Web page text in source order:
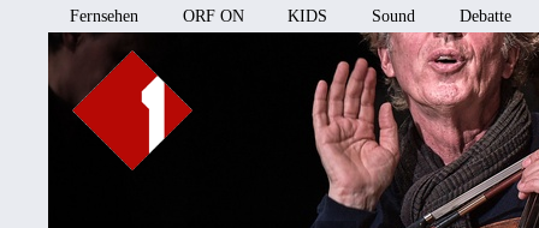
Fernsehen ORF ON KIDS Sound Debatte